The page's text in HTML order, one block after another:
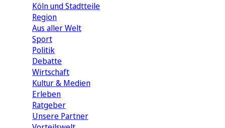
Köln und Stadtteile
Region
Aus aller Welt
Sport
Politik
Debatte
Wirtschaft
Kultur & Medien
Erleben
Ratgeber
Unsere Partner